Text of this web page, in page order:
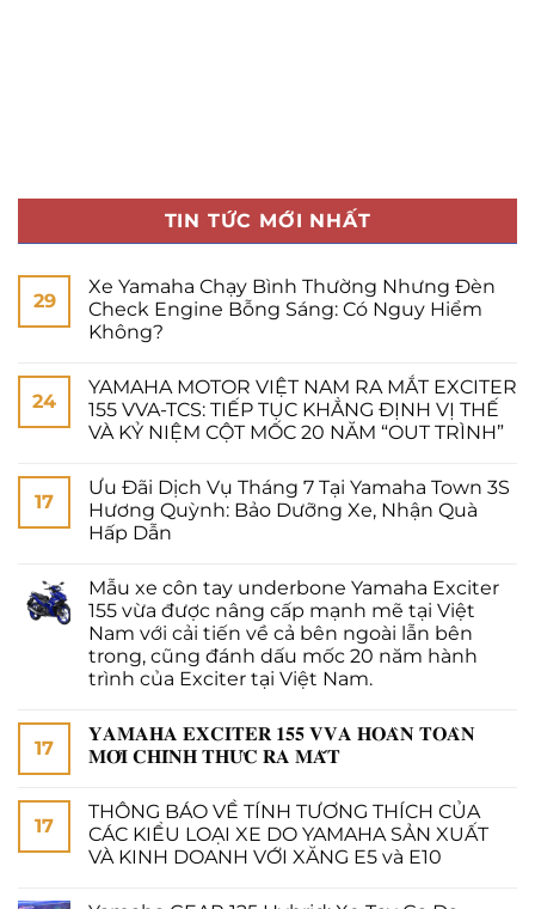
TIN TỨC MỚI NHẤT
29
Xe Yamaha Chạy Bình Thường Nhưng Đèn
Check Engine Bỗng Sáng: Có Nguy Hiểm
Không?
24
YAMAHA MOTOR VIỆT NAM RA MẮT EXCITER
155 VVA-TCS: TIẾP TỤC KHẲNG ĐỊNH VỊ THẾ
VÀ KỶ NIỆM CỘT MỐC 20 NĂM “OUT TRÌNH”
17
Ưu Đãi Dịch Vụ Tháng 7 Tại Yamaha Town 3S
Hương Quỳnh: Bảo Dưỡng Xe, Nhận Quà
Hấp Dẫn
Mẫu xe côn tay underbone Yamaha Exciter
155 vừa được nâng cấp mạnh mẽ tại Việt
Nam với cải tiến về cả bên ngoài lẫn bên
trong, cũng đánh dấu mốc 20 năm hành
trình của Exciter tại Việt Nam.
17
𝐘𝐀𝐌𝐀𝐇𝐀 𝐄𝐗𝐂𝐈𝐓𝐄𝐑 𝟏𝟓𝟓 𝐕𝐕𝐀 𝐇𝐎𝐀̀𝐍 𝐓𝐎𝐀̀𝐍
𝐌𝐎̛́𝐈 𝐂𝐇𝐈́𝐍𝐇 𝐓𝐇𝐔̛́𝐂 𝐑𝐀 𝐌𝐀̆́𝐓
17
THÔNG BÁO VỀ TÍNH TƯƠNG THÍCH CỦA
CÁC KIỂU LOẠI XE DO YAMAHA SẢN XUẤT
VÀ KINH DOANH VỚI XĂNG E5 và E10